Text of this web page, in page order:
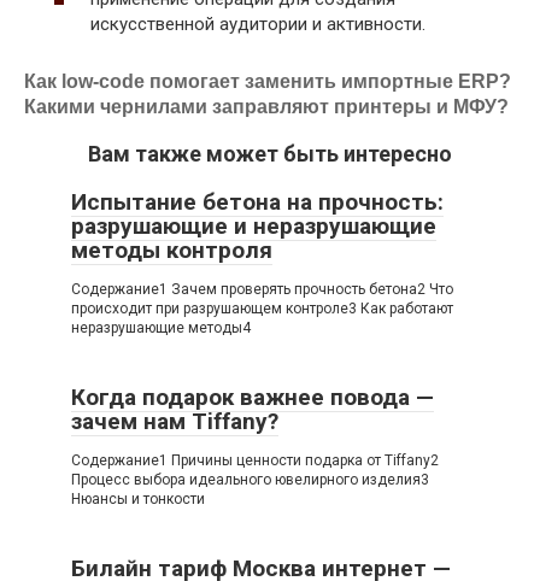
искусственной аудитории и активности.
Как low-code помогает заменить импортные ERP?
Какими чернилами заправляют принтеры и МФУ?
Вам также может быть интересно
Испытание бетона на прочность:
разрушающие и неразрушающие
методы контроля
Содержание1 Зачем проверять прочность бетона2 Что
происходит при разрушающем контроле3 Как работают
неразрушающие методы4
Когда подарок важнее повода —
зачем нам Tiffany?
Содержание1 Причины ценности подарка от Tiffany2
Процесс выбора идеального ювелирного изделия3
Нюансы и тонкости
Билайн тариф Москва интернет —